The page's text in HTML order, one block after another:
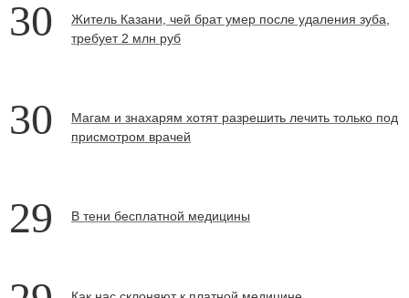
30
Житель Казани, чей брат умер после удаления зуба,
требует 2 млн руб
30
Магам и знахарям хотят разрешить лечить только под
присмотром врачей
29 В тени бесплатной медицины